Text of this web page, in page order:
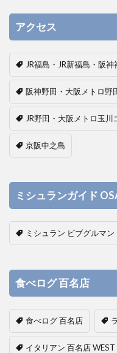
アクセス
JR福島・JR新福島・阪
阪神野田・大阪メトロ野
JR野田・大阪メトロ玉川
京阪中之島
ミシュランガイド
ミシュラン ビブグルマン
食べログ 百名店
食べログ 百名店
イタリアン 百名店 WEST